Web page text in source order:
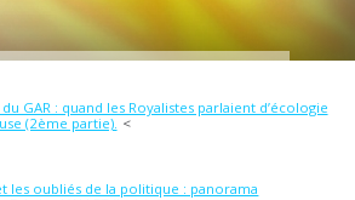
GAR : quand les Royalistes parlaient d’écologie
(2ème partie).
les oubliés de la politique : panorama